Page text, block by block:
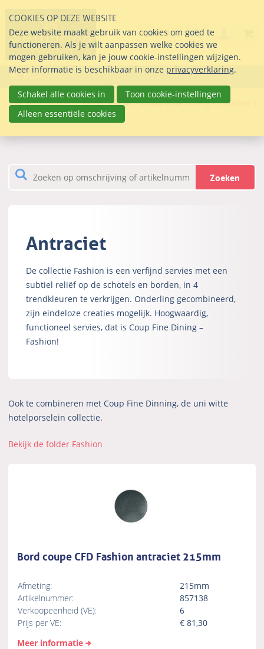
links
over
Direct
naar
inhoud
Direct
naar
het
info@seltmann-
Stel uw vraag
085 76 07 000
Search
Menu
Webwinkel Seltmann.nl
Coup Fine Dining - Fashion
Antraciet
Zoeken
Antraciet
De collectie Fashion is een verfijnd servies met een
subtiel reliëf op de schotels en borden, in 4
trendkleuren te verkrijgen. Onderling gecombineerd,
zijn eindeloze creaties mogelijk. Hoogwaardig,
functioneel servies, dat is Coup Fine Dining –
Fashion!
Ook te combineren met Coup Fine Dinning, de uni witte
hotelporselein collectie.
Bekijk de folder Fashion
Bord coupe CFD Fashion antraciet 215mm
Afmeting:
215mm
Artikelnummer:
857138
Verkoopeenheid (VE):
6
Prijs per VE:
€81,30
Meer informatie
COOKIES OP DEZE WEBSITE
Deze website maakt gebruik van cookies om goed te
functioneren. Als je wilt aanpassen welke cookies we
mogen gebruiken, kan je jouw cookie-instellingen wijzigen.
Meer informatie is beschikbaar in onze privacyverklaring.
Schakel alle cookies in
Toon cookie-instellingen
Alleen essentiële cookies